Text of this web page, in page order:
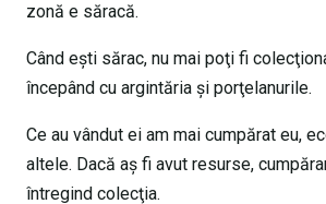
zonă e săracă.
Când eşti sărac, nu mai poţi fi
începând cu argintăria şi porţelanurile.
Ce au vândut ei am mai cumpărat eu,
altele. Dacă aş fi avut resurse,
întregind colecţia.